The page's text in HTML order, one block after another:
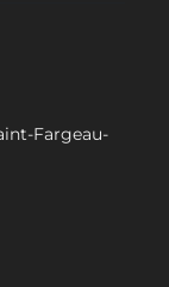
Fargeau-